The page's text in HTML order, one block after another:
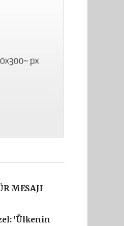
MESAJI
‘Ülkenin